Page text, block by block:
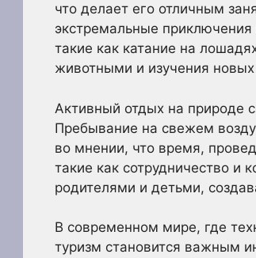
что делает его отличным
экстремальные
такие как катание на
животными и изучения
Активный отдых на природе
Пребывание на свежем
во мнении, что время,
такие как сотрудничество
родителями и детьми,
В современном мире, где
туризм становится важным